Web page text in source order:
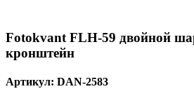
Fotokvant FLH-59 двойной
кронштейн
Артикул: DAN-2583